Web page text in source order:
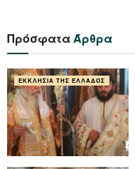
ΠρόσφαταΆρθρα
ΕΚΚΛΗΣΊΑ ΤΗΣ ΕΛΛΆΔΟΣ